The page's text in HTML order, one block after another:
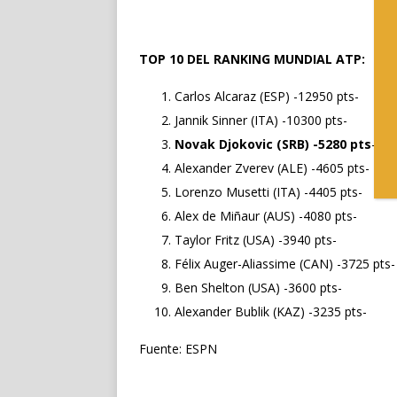
TOP 10 DEL RANKING MUNDIAL ATP:
Carlos Alcaraz (ESP) -12950 pts-
Jannik Sinner (ITA) -10300 pts-
Novak Djokovic (SRB) -5280 pts–
Alexander Zverev (ALE) -4605 pts-
Lorenzo Musetti (ITA) -4405 pts-
Alex de Miñaur (AUS) -4080 pts-
Taylor Fritz (USA) -3940 pts-
Félix Auger-Aliassime (CAN) -3725 pts-
Ben Shelton (USA) -3600 pts-
Alexander Bublik (KAZ) -3235 pts-
Fuente: ESPN